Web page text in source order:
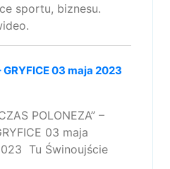
sportu, biznesu.
GRYFICE 03 maja 2023
POLONEZA” –
03 maja
Tu Świnoujście